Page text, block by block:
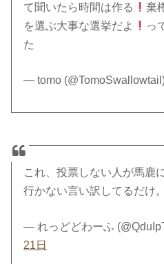
て聞いたら時間は作る
棄
を選ぶ大事な選挙だよ
っ
た
— tomo
これ、投票しない人が馬鹿
行かない言い訳してるだけ。
— れっどどわーふ
21日